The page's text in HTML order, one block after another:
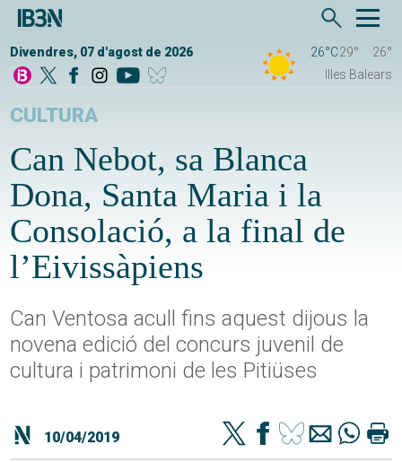
Divendres, 07 d'agost de 2026 26°C29°
26°
Illes Balears
CULTURA
Can Nebot, sa Blanca
Dona, Santa Maria i la
Consolació, a la final de
l’Eivissàpiens
Can Ventosa acull fins aquest dijous la
novena edició del concurs juvenil de
cultura i patrimoni de les Pitiüses
10/04/2019